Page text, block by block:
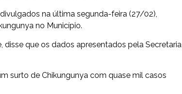
na última segunda-feira (27/02),
no Município.
disse que os dados apresentados pela Secretaria
surto de Chikungunya com quase mil casos